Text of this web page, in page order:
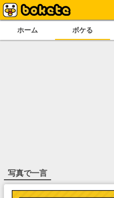
ホーム ボケる
写真で一言